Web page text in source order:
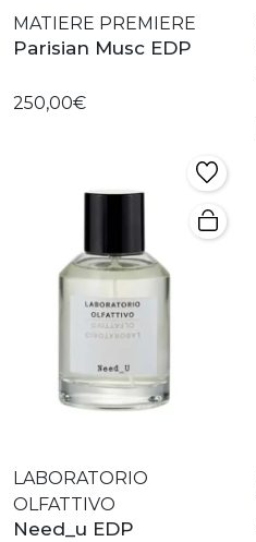
MATIERE PREMIERE
Parisian Musc EDP
250,00€
LABORATORIO
OLFATTIVO
Need_u EDP